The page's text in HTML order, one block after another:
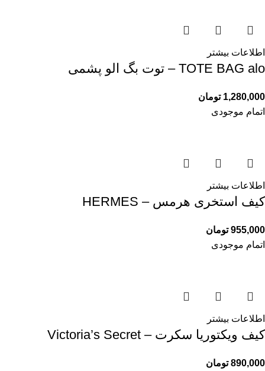
اطلاعات بیشتر
TOTE BAG alo – توت بگ الو پشمی
1,280,000 تومان
اتمام موجودی
اطلاعات بیشتر
کیف استخری هرمس – HERMES
955,000 تومان
اتمام موجودی
اطلاعات بیشتر
کیف ویکتوریا سکرت – Victoria’s Secret
890,000 تومان